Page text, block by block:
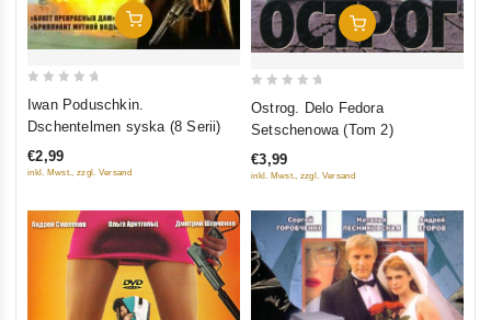
In Den Warenkorb
5
Iwan Poduschkin.
Dschentelmen syska (8 Serii)
€2,99
inkl. Mwst., zzgl. Versand
In Den Warenkorb
5
Ostrog. Delo Fedora
Setschenowa (Tom 2)
€3,99
inkl. Mwst., zzgl. Versand